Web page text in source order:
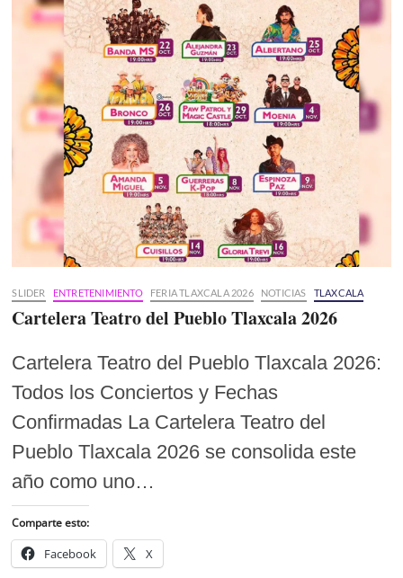
SLIDER ENTRETENIMIENTO FERIA TLAXCALA 2026 NOTICIAS TLAXCALA
Cartelera Teatro del Pueblo Tlaxcala 2026
Cartelera Teatro del Pueblo Tlaxcala 2026:
Todos los Conciertos y Fechas
Confirmadas La Cartelera Teatro del
Pueblo Tlaxcala 2026 se consolida este
año como uno…
Comparte esto:
Facebook X